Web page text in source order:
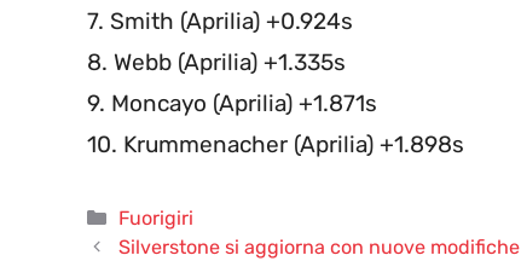
7. Smith (Aprilia) +0.924s
8. Webb (Aprilia) +1.335s
9. Moncayo (Aprilia) +1.871s
10. Krummenacher (Aprilia) +1.898s
Categorie
Fuorigiri
Silverstone si aggiorna con nuove modifiche